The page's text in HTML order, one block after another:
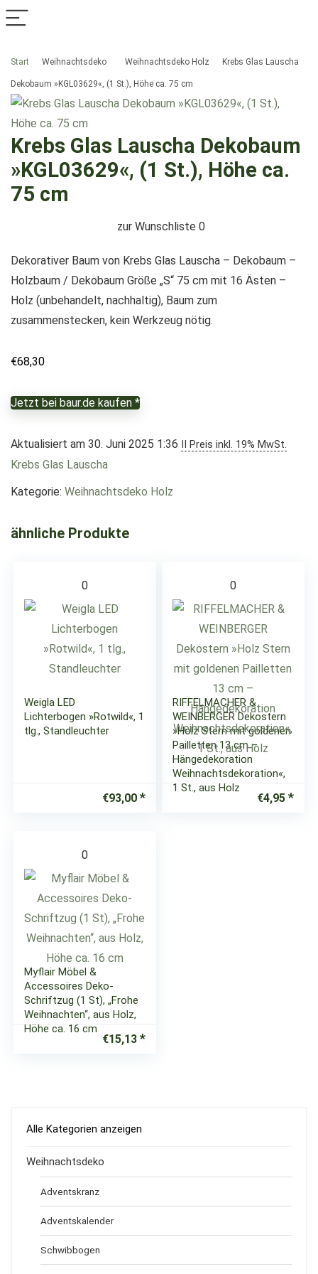
Start Weihnachtsdeko Weihnachtsdeko Holz Krebs Glas Lauscha
Dekobaum »KGL03629«, (1 St.), Höhe ca. 75 cm
Krebs Glas Lauscha Dekobaum
»KGL03629«, (1 St.), Höhe ca.
75 cm
zur Wunschliste 0
Dekorativer Baum von Krebs Glas Lauscha – Dekobaum –
Holzbaum / Dekobaum Größe „S“ 75 cm mit 16 Ästen –
Holz (unbehandelt, nachhaltig), Baum zum
zusammenstecken, kein Werkzeug nötig.
€68,30
Jetzt bei baur.de kaufen *
Aktualisiert am 30. Juni 2025 1:36 II Preis inkl. 19% MwSt.
Krebs Glas Lauscha
Kategorie: Weihnachtsdeko Holz
ähnliche Produkte
0
Weigla LED
Lichterbogen »Rotwild«, 1
tlg., Standleuchter
€93,00
0
RIFFELMACHER &
WEINBERGER Dekostern
»Holz Stern mit goldenen
Pailletten 13 cm –
Hängedekoration
Weihnachtsdekoration«,
1 St., aus Holz
€4,95
0
Myflair Möbel &
Accessoires Deko-
Schriftzug (1 St), „Frohe
Weihnachten“, aus Holz,
Höhe ca. 16 cm
€15,13
Alle Kategorien anzeigen
Weihnachtsdeko
Adventskranz
Adventskalender
Schwibbogen